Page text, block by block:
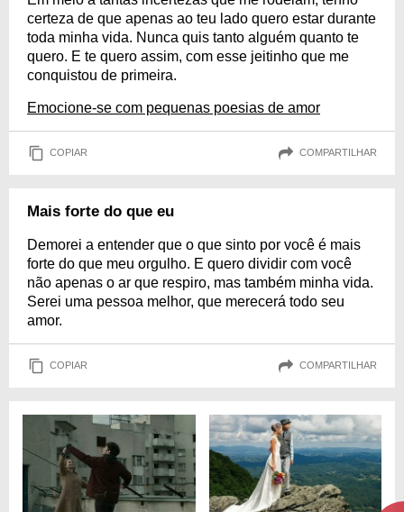
certeza de que apenas ao teu lado quero estar durante
toda minha vida. Nunca quis tanto alguém quanto te
quero. E te quero assim, com esse jeitinho que me
conquistou de primeira.
Emocione-se com pequenas poesias de amor
COPIAR COMPARTILHAR
Mais forte do que eu
Demorei a entender que o que sinto por você é mais
forte do que meu orgulho. E quero dividir com você
não apenas o ar que respiro, mas também minha vida.
Serei uma pessoa melhor, que merecerá todo seu
amor.
COPIAR COMPARTILHAR